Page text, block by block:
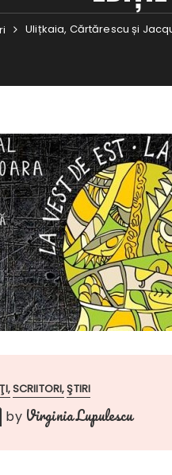
Ulițkaia, Cărtărescu și
SCRIITORI ŞTIRI
by Virginia Lupulescu